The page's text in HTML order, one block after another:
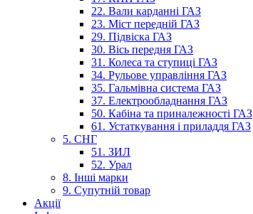
22. Вали карданні ГАЗ
23. Міст передній ГАЗ
29. Підвіска ГАЗ
30. Вісь передня ГАЗ
31. Колеса та ступиці ГАЗ
34. Рульове управління ГАЗ
35. Гальмівна система ГАЗ
37. Електрообладнання ГАЗ
50. Кабіна та приналежності ГАЗ
61. Устаткування і приладдя ГАЗ
5. СНГ
51. ЗИЛ
52. Урал
8. Інші марки
9. Супутній товар
Акції